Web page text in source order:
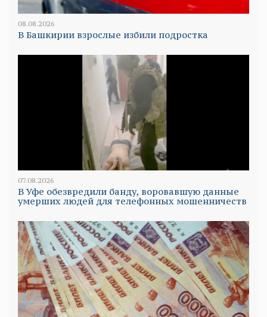
08.08.2026
В Башкирии взрослые избили подростка
07.08.2026
В Уфе обезвредили банду, воровавшую данные
умерших людей для телефонных мошенничеств